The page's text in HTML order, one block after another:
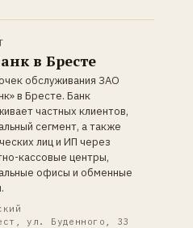
в Бресте
обслуживания ЗАО
в Бресте. Банк
частных клиентов,
сегмент, а также
лиц и ИП через
кассовые центры,
офисы и обменные
ул. Буденного, 33